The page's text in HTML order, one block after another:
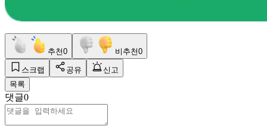
추천0 비추천0
스크랩 공유
신고
목록
댓글0